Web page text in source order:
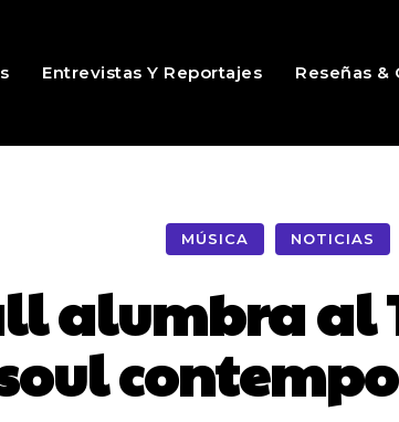
Entrevistas Y Reportajes Reseñas &
MÚSICA NOTICIAS
alumbra al